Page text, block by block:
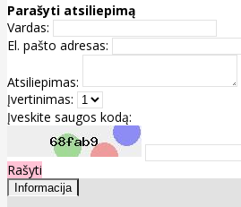
Parašyti atsiliepimą
Vardas:
El. pašto adresas:
Atsiliepimas:
Įvertinimas:
Įveskite saugos kodą:
Rašyti
Informacija